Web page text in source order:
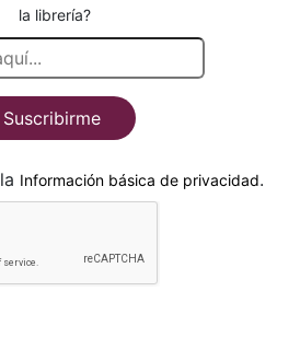
la librería?
Suscribirme
He leido y acepto la Información básica de privacidad.